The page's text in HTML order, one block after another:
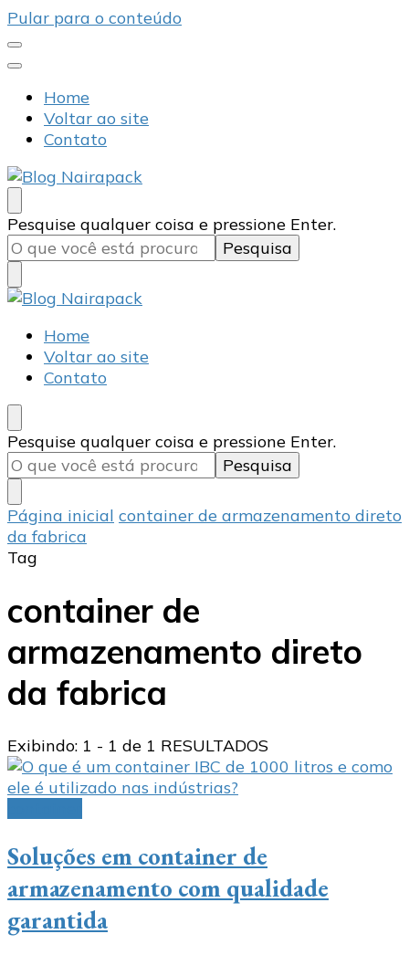
Pular para o conteúdo
Home
Voltar ao site
Contato
Blog Nairapack
Líder no Mercado de Embalagens
Procurando
algo?
Pesquise qualquer coisa e pressione Enter.
Blog Nairapack
Líder no Mercado de Embalagens
Home
Voltar ao site
Contato
Procurando
algo?
Pesquise qualquer coisa e pressione Enter.
Página inicial container de armazenamento direto
da fabrica
Tag
container de
armazenamento direto
da fabrica
Exibindo: 1 - 1 de 1 RESULTADOS
Soluções em container de
armazenamento com qualidade
garantida